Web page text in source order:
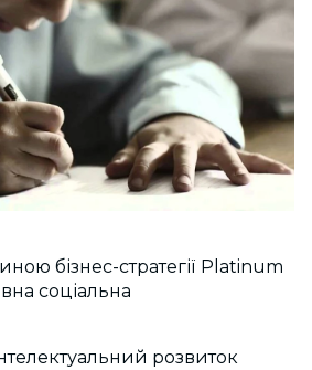
бізнес-стратегії Platinum
соціальна
розвиток